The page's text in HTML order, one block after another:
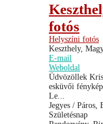
fotós
Helyszíni fotós
Keszthely,
E-mail
Weboldal
Üdvözöllek
esküvői
Le...
Jegyes / Páros,
Születésnap